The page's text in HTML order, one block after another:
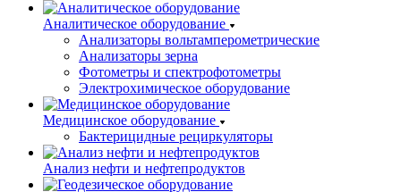
Аналитическое оборудование
Анализаторы вольтамперометрические
Анализаторы зерна
Фотометры и спектрофотометры
Электрохимическое оборудование
Медицинское оборудование
Бактерицидные рециркуляторы
Анализ нефти и нефтепродуктов